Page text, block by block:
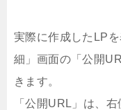
実際に作成したLP
細」画面の「公開
きます。
「公開URL」は、